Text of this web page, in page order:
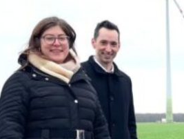
unsere langjährige Erfahrung und